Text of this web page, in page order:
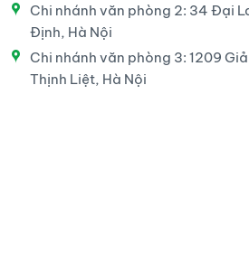
Chi nhánh văn phòng 2: 34 Đại
Định, Hà Nội
Chi nhánh văn phòng 3: 1209
Thịnh Liệt, Hà Nội